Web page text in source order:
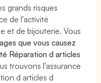
grands risques
de l'activité
et de bijouterie. Vous
que vous causez
Réparation d articles
trouvons l'assurance
d articles d